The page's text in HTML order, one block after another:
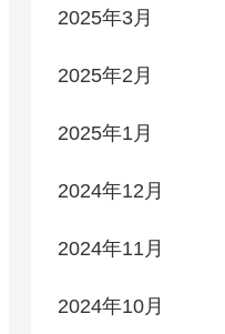
2025年3月
2025年2月
2025年1月
2024年12月
2024年11月
2024年10月